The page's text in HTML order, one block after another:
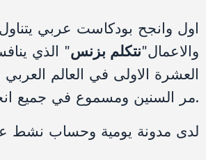
والاعمال"نتكلم بزنس" الذي
العشرة الاولى في العالم
مر السنين ومسموع في جميع انحاء العالم.
لدى مدونة يومية وحساب نشط